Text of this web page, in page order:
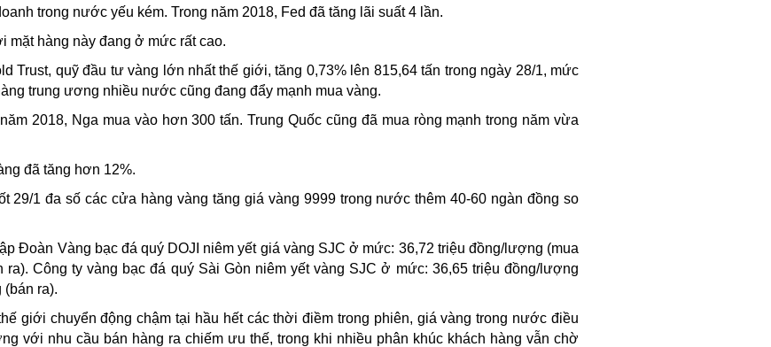
trong nước yếu kém. Trong năm 2018, Fed đã tăng lãi suất 4 lần.
mặt hàng này đang ở mức rất cao.
Trust, quỹ đầu tư vàng lớn nhất thế giới, tăng 0,73% lên 815,64 tấn trong ngày 28/1, mức
trung ương nhiều nước cũng đang đẩy mạnh mua vàng.
2018, Nga mua vào hơn 300 tấn. Trung Quốc cũng đã mua ròng mạnh trong năm vừa
đã tăng hơn 12%.
29/1 đa số các cửa hàng vàng tăng giá vàng 9999 trong nước thêm 40-60 ngàn đồng so
Đoàn Vàng bạc đá quý DOJI niêm yết giá vàng SJC ở mức: 36,72 triệu đồng/lượng (mua
Công ty vàng bạc đá quý Sài Gòn niêm yết vàng SJC ở mức: 36,65 triệu đồng/lượng
ra).
giới chuyển động chậm tại hầu hết các thời điềm trong phiên, giá vàng trong nước điều
với nhu cầu bán hàng ra chiếm ưu thế, trong khi nhiều phân khúc khách hàng vẫn chờ